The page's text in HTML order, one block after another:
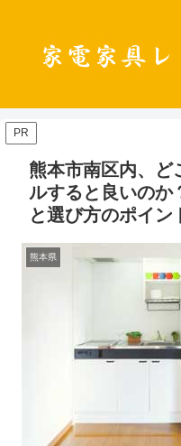
PR
熊本市南区内、ど
ルすると良いのか
と選び方のポイン
熊本県